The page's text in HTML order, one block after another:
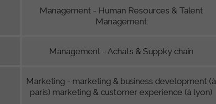
Management - Human Resources & Talent
Management
Management - Achats & Suppky chain
Marketing - marketing & business development (à
paris) marketing & customer experience (à lyon)